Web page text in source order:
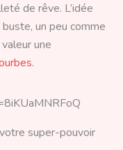
de rêve. L’idée
un peu comme
une
.
super-pouvoir